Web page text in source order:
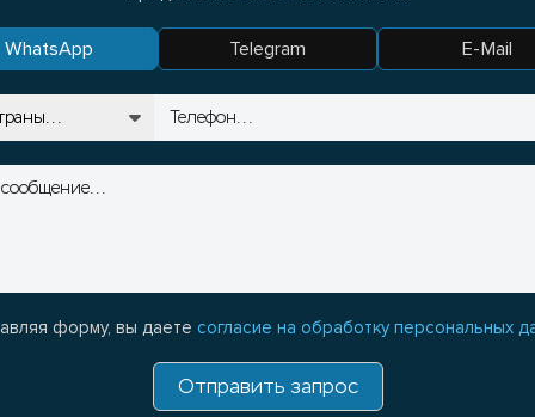
WhatsApp Telegram E-Mail
форму, вы даете согласие на обработку персональных
Отправить запрос